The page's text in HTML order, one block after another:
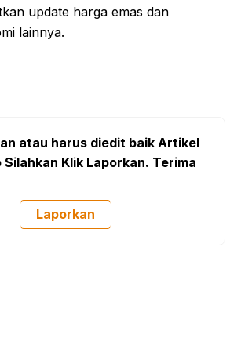
update harga emas dan
lainnya.
atau harus diedit baik Artikel
Klik Laporkan. Terima
Laporkan